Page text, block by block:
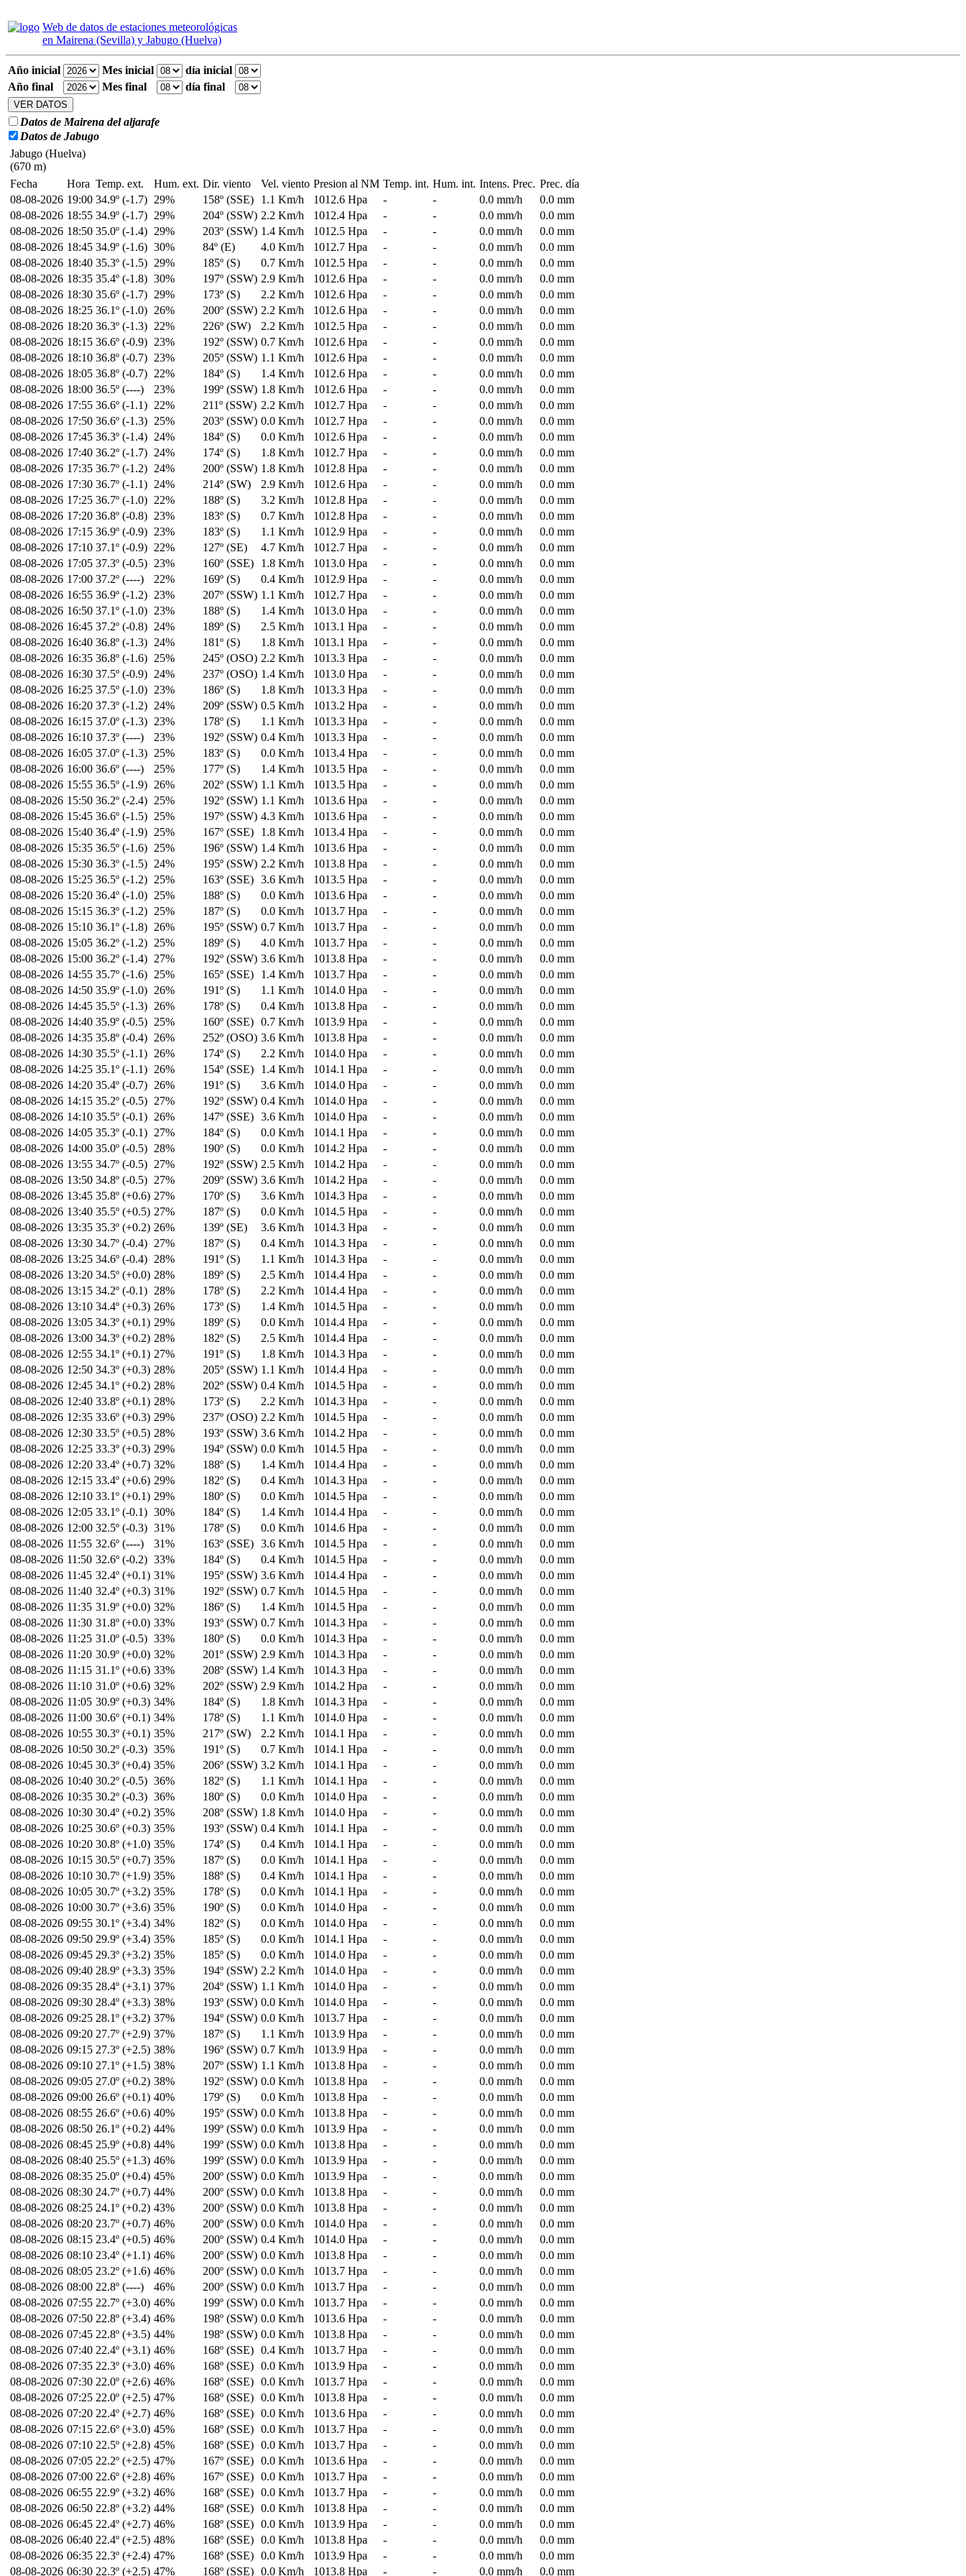
Web de datos de estaciones meteorológicas
en Mairena (Sevilla) y Jabugo (Huelva)
Año inicial Mes inicial
día inicial
Año final
Mes final día final
Datos de Mairena del aljarafe
Datos de Jabugo
Jabugo (Huelva)
(670 m)
Fecha
Hora Temp. ext. Hum. ext. Dir. viento Vel. viento Presion al NM Temp. int. Hum. int. Intens. Prec. Prec. día
08-08-2026 19:00 34.9º (-1.7) 29% 158º (SSE) 1.1 Km/h 1012.6 Hpa - - 0.0 mm/h
0.0 mm
08-08-2026 18:55 34.9º (-1.7) 29% 204º (SSW) 2.2 Km/h 1012.4 Hpa - - 0.0 mm/h
0.0 mm
08-08-2026 18:50 35.0º (-1.4) 29% 203º (SSW) 1.4 Km/h 1012.5 Hpa - - 0.0 mm/h
0.0 mm
08-08-2026 18:45 34.9º (-1.6) 30% 84º (E) 4.0 Km/h 1012.7 Hpa - - 0.0 mm/h
0.0 mm
08-08-2026 18:40 35.3º (-1.5) 29% 185º (S) 0.7 Km/h 1012.5 Hpa - - 0.0 mm/h
0.0 mm
08-08-2026 18:35 35.4º (-1.8) 30% 197º (SSW) 2.9 Km/h 1012.6 Hpa - - 0.0 mm/h
0.0 mm
08-08-2026 18:30 35.6º (-1.7) 29% 173º (S) 2.2 Km/h 1012.6 Hpa - - 0.0 mm/h
0.0 mm
08-08-2026 18:25 36.1º (-1.0) 26% 200º (SSW) 2.2 Km/h 1012.6 Hpa - - 0.0 mm/h
0.0 mm
08-08-2026 18:20 36.3º (-1.3) 22% 226º (SW) 2.2 Km/h 1012.5 Hpa - - 0.0 mm/h
0.0 mm
08-08-2026 18:15 36.6º (-0.9) 23% 192º (SSW) 0.7 Km/h 1012.6 Hpa - - 0.0 mm/h
0.0 mm
08-08-2026 18:10 36.8º (-0.7) 23% 205º (SSW) 1.1 Km/h 1012.6 Hpa - - 0.0 mm/h
0.0 mm
08-08-2026 18:05 36.8º (-0.7) 22% 184º (S) 1.4 Km/h 1012.6 Hpa - - 0.0 mm/h
0.0 mm
08-08-2026 18:00 36.5º (----) 23% 199º (SSW) 1.8 Km/h 1012.6 Hpa - - 0.0 mm/h
0.0 mm
08-08-2026 17:55 36.6º (-1.1) 22% 211º (SSW) 2.2 Km/h 1012.7 Hpa - - 0.0 mm/h
0.0 mm
08-08-2026 17:50 36.6º (-1.3) 25% 203º (SSW) 0.0 Km/h 1012.7 Hpa - - 0.0 mm/h
0.0 mm
08-08-2026 17:45 36.3º (-1.4) 24% 184º (S) 0.0 Km/h 1012.6 Hpa - - 0.0 mm/h
0.0 mm
08-08-2026 17:40 36.2º (-1.7) 24% 174º (S) 1.8 Km/h 1012.7 Hpa - - 0.0 mm/h
0.0 mm
08-08-2026 17:35 36.7º (-1.2) 24% 200º (SSW) 1.8 Km/h 1012.8 Hpa - - 0.0 mm/h
0.0 mm
08-08-2026 17:30 36.7º (-1.1) 24% 214º (SW) 2.9 Km/h 1012.6 Hpa - - 0.0 mm/h
0.0 mm
08-08-2026 17:25 36.7º (-1.0) 22% 188º (S) 3.2 Km/h 1012.8 Hpa - - 0.0 mm/h
0.0 mm
08-08-2026 17:20 36.8º (-0.8) 23% 183º (S) 0.7 Km/h 1012.8 Hpa - - 0.0 mm/h
0.0 mm
08-08-2026 17:15 36.9º (-0.9) 23% 183º (S) 1.1 Km/h 1012.9 Hpa - - 0.0 mm/h
0.0 mm
08-08-2026 17:10 37.1º (-0.9) 22% 127º (SE) 4.7 Km/h 1012.7 Hpa - - 0.0 mm/h
0.0 mm
08-08-2026 17:05 37.3º (-0.5) 23% 160º (SSE) 1.8 Km/h 1013.0 Hpa - - 0.0 mm/h
0.0 mm
08-08-2026 17:00 37.2º (----) 22% 169º (S) 0.4 Km/h 1012.9 Hpa - - 0.0 mm/h
0.0 mm
08-08-2026 16:55 36.9º (-1.2) 23% 207º (SSW) 1.1 Km/h 1012.7 Hpa - - 0.0 mm/h
0.0 mm
08-08-2026 16:50 37.1º (-1.0) 23% 188º (S) 1.4 Km/h 1013.0 Hpa - - 0.0 mm/h
0.0 mm
08-08-2026 16:45 37.2º (-0.8) 24% 189º (S) 2.5 Km/h 1013.1 Hpa - - 0.0 mm/h
0.0 mm
08-08-2026 16:40 36.8º (-1.3) 24% 181º (S) 1.8 Km/h 1013.1 Hpa - - 0.0 mm/h
0.0 mm
08-08-2026 16:35 36.8º (-1.6) 25% 245º (OSO) 2.2 Km/h 1013.3 Hpa - - 0.0 mm/h
0.0 mm
08-08-2026 16:30 37.5º (-0.9) 24% 237º (OSO) 1.4 Km/h 1013.0 Hpa - - 0.0 mm/h
0.0 mm
08-08-2026 16:25 37.5º (-1.0) 23% 186º (S) 1.8 Km/h 1013.3 Hpa - - 0.0 mm/h
0.0 mm
08-08-2026 16:20 37.3º (-1.2) 24% 209º (SSW) 0.5 Km/h 1013.2 Hpa - - 0.0 mm/h
0.0 mm
08-08-2026 16:15 37.0º (-1.3) 23% 178º (S) 1.1 Km/h 1013.3 Hpa - - 0.0 mm/h
0.0 mm
08-08-2026 16:10 37.3º (----) 23% 192º (SSW) 0.4 Km/h 1013.3 Hpa - - 0.0 mm/h
0.0 mm
08-08-2026 16:05 37.0º (-1.3) 25% 183º (S) 0.0 Km/h 1013.4 Hpa - - 0.0 mm/h
0.0 mm
08-08-2026 16:00 36.6º (----) 25% 177º (S) 1.4 Km/h 1013.5 Hpa - - 0.0 mm/h
0.0 mm
08-08-2026 15:55 36.5º (-1.9) 26% 202º (SSW) 1.1 Km/h 1013.5 Hpa - - 0.0 mm/h
0.0 mm
08-08-2026 15:50 36.2º (-2.4) 25% 192º (SSW) 1.1 Km/h 1013.6 Hpa - - 0.0 mm/h
0.0 mm
08-08-2026 15:45 36.6º (-1.5) 25% 197º (SSW) 4.3 Km/h 1013.6 Hpa - - 0.0 mm/h
0.0 mm
08-08-2026 15:40 36.4º (-1.9) 25% 167º (SSE) 1.8 Km/h 1013.4 Hpa - - 0.0 mm/h
0.0 mm
08-08-2026 15:35 36.5º (-1.6) 25% 196º (SSW) 1.4 Km/h 1013.6 Hpa - - 0.0 mm/h
0.0 mm
08-08-2026 15:30 36.3º (-1.5) 24% 195º (SSW) 2.2 Km/h 1013.8 Hpa - - 0.0 mm/h
0.0 mm
08-08-2026 15:25 36.5º (-1.2) 25% 163º (SSE) 3.6 Km/h 1013.5 Hpa - - 0.0 mm/h
0.0 mm
08-08-2026 15:20 36.4º (-1.0) 25% 188º (S) 0.0 Km/h 1013.6 Hpa - - 0.0 mm/h
0.0 mm
08-08-2026 15:15 36.3º (-1.2) 25% 187º (S) 0.0 Km/h 1013.7 Hpa - - 0.0 mm/h
0.0 mm
08-08-2026 15:10 36.1º (-1.8) 26% 195º (SSW) 0.7 Km/h 1013.7 Hpa - - 0.0 mm/h
0.0 mm
08-08-2026 15:05 36.2º (-1.2) 25% 189º (S) 4.0 Km/h 1013.7 Hpa - - 0.0 mm/h
0.0 mm
08-08-2026 15:00 36.2º (-1.4) 27% 192º (SSW) 3.6 Km/h 1013.8 Hpa - - 0.0 mm/h
0.0 mm
08-08-2026 14:55 35.7º (-1.6) 25% 165º (SSE) 1.4 Km/h 1013.7 Hpa - - 0.0 mm/h
0.0 mm
08-08-2026 14:50 35.9º (-1.0) 26% 191º (S) 1.1 Km/h 1014.0 Hpa - - 0.0 mm/h
0.0 mm
08-08-2026 14:45 35.5º (-1.3) 26% 178º (S) 0.4 Km/h 1013.8 Hpa - - 0.0 mm/h
0.0 mm
08-08-2026 14:40 35.9º (-0.5) 25% 160º (SSE) 0.7 Km/h 1013.9 Hpa - - 0.0 mm/h
0.0 mm
08-08-2026 14:35 35.8º (-0.4) 26% 252º (OSO) 3.6 Km/h 1013.8 Hpa - - 0.0 mm/h
0.0 mm
08-08-2026 14:30 35.5º (-1.1) 26% 174º (S) 2.2 Km/h 1014.0 Hpa - - 0.0 mm/h
0.0 mm
08-08-2026 14:25 35.1º (-1.1) 26% 154º (SSE) 1.4 Km/h 1014.1 Hpa - - 0.0 mm/h
0.0 mm
08-08-2026 14:20 35.4º (-0.7) 26% 191º (S) 3.6 Km/h 1014.0 Hpa - - 0.0 mm/h
0.0 mm
08-08-2026 14:15 35.2º (-0.5) 27% 192º (SSW) 0.4 Km/h 1014.0 Hpa - - 0.0 mm/h
0.0 mm
08-08-2026 14:10 35.5º (-0.1) 26% 147º (SSE) 3.6 Km/h 1014.0 Hpa - - 0.0 mm/h
0.0 mm
08-08-2026 14:05 35.3º (-0.1) 27% 184º (S) 0.0 Km/h 1014.1 Hpa - - 0.0 mm/h
0.0 mm
08-08-2026 14:00 35.0º (-0.5) 28% 190º (S) 0.0 Km/h 1014.2 Hpa - - 0.0 mm/h
0.0 mm
08-08-2026 13:55 34.7º (-0.5) 27% 192º (SSW) 2.5 Km/h 1014.2 Hpa - - 0.0 mm/h
0.0 mm
08-08-2026 13:50 34.8º (-0.5) 27% 209º (SSW) 3.6 Km/h 1014.2 Hpa - - 0.0 mm/h
0.0 mm
08-08-2026 13:45 35.8º (+0.6) 27% 170º (S) 3.6 Km/h 1014.3 Hpa - - 0.0 mm/h
0.0 mm
08-08-2026 13:40 35.5º (+0.5) 27% 187º (S) 0.0 Km/h 1014.5 Hpa - - 0.0 mm/h
0.0 mm
08-08-2026 13:35 35.3º (+0.2) 26% 139º (SE) 3.6 Km/h 1014.3 Hpa - - 0.0 mm/h
0.0 mm
08-08-2026 13:30 34.7º (-0.4) 27% 187º (S) 0.4 Km/h 1014.3 Hpa - - 0.0 mm/h
0.0 mm
08-08-2026 13:25 34.6º (-0.4) 28% 191º (S) 1.1 Km/h 1014.3 Hpa - - 0.0 mm/h
0.0 mm
08-08-2026 13:20 34.5º (+0.0) 28% 189º (S) 2.5 Km/h 1014.4 Hpa - - 0.0 mm/h
0.0 mm
08-08-2026 13:15 34.2º (-0.1) 28% 178º (S) 2.2 Km/h 1014.4 Hpa - - 0.0 mm/h
0.0 mm
08-08-2026 13:10 34.4º (+0.3) 26% 173º (S) 1.4 Km/h 1014.5 Hpa - - 0.0 mm/h
0.0 mm
08-08-2026 13:05 34.3º (+0.1) 29% 189º (S) 0.0 Km/h 1014.4 Hpa - - 0.0 mm/h
0.0 mm
08-08-2026 13:00 34.3º (+0.2) 28% 182º (S) 2.5 Km/h 1014.4 Hpa - - 0.0 mm/h
0.0 mm
08-08-2026 12:55 34.1º (+0.1) 27% 191º (S) 1.8 Km/h 1014.3 Hpa - - 0.0 mm/h
0.0 mm
08-08-2026 12:50 34.3º (+0.3) 28% 205º (SSW) 1.1 Km/h 1014.4 Hpa - - 0.0 mm/h
0.0 mm
08-08-2026 12:45 34.1º (+0.2) 28% 202º (SSW) 0.4 Km/h 1014.5 Hpa - - 0.0 mm/h
0.0 mm
08-08-2026 12:40 33.8º (+0.1) 28% 173º (S) 2.2 Km/h 1014.3 Hpa - - 0.0 mm/h
0.0 mm
08-08-2026 12:35 33.6º (+0.3) 29% 237º (OSO) 2.2 Km/h 1014.5 Hpa - - 0.0 mm/h
0.0 mm
08-08-2026 12:30 33.5º (+0.5) 28% 193º (SSW) 3.6 Km/h 1014.2 Hpa - - 0.0 mm/h
0.0 mm
08-08-2026 12:25 33.3º (+0.3) 29% 194º (SSW) 0.0 Km/h 1014.5 Hpa - - 0.0 mm/h
0.0 mm
08-08-2026 12:20 33.4º (+0.7) 32% 188º (S) 1.4 Km/h 1014.4 Hpa - - 0.0 mm/h
0.0 mm
08-08-2026 12:15 33.4º (+0.6) 29% 182º (S) 0.4 Km/h 1014.3 Hpa - - 0.0 mm/h
0.0 mm
08-08-2026 12:10 33.1º (+0.1) 29% 180º (S) 0.0 Km/h 1014.5 Hpa - - 0.0 mm/h
0.0 mm
08-08-2026 12:05 33.1º (-0.1) 30% 184º (S) 1.4 Km/h 1014.4 Hpa - - 0.0 mm/h
0.0 mm
08-08-2026 12:00 32.5º (-0.3) 31% 178º (S) 0.0 Km/h 1014.6 Hpa - - 0.0 mm/h
0.0 mm
08-08-2026 11:55 32.6º (----) 31% 163º (SSE) 3.6 Km/h 1014.5 Hpa - - 0.0 mm/h
0.0 mm
08-08-2026 11:50 32.6º (-0.2) 33% 184º (S) 0.4 Km/h 1014.5 Hpa - - 0.0 mm/h
0.0 mm
08-08-2026 11:45 32.4º (+0.1) 31% 195º (SSW) 3.6 Km/h 1014.4 Hpa - - 0.0 mm/h
0.0 mm
08-08-2026 11:40 32.4º (+0.3) 31% 192º (SSW) 0.7 Km/h 1014.5 Hpa - - 0.0 mm/h
0.0 mm
08-08-2026 11:35 31.9º (+0.0) 32% 186º (S) 1.4 Km/h 1014.5 Hpa - - 0.0 mm/h
0.0 mm
08-08-2026 11:30 31.8º (+0.0) 33% 193º (SSW) 0.7 Km/h 1014.3 Hpa - - 0.0 mm/h
0.0 mm
08-08-2026 11:25 31.0º (-0.5) 33% 180º (S) 0.0 Km/h 1014.3 Hpa - - 0.0 mm/h
0.0 mm
08-08-2026 11:20 30.9º (+0.0) 32% 201º (SSW) 2.9 Km/h 1014.3 Hpa - - 0.0 mm/h
0.0 mm
08-08-2026 11:15 31.1º (+0.6) 33% 208º (SSW) 1.4 Km/h 1014.3 Hpa - - 0.0 mm/h
0.0 mm
08-08-2026 11:10 31.0º (+0.6) 32% 202º (SSW) 2.9 Km/h 1014.2 Hpa - - 0.0 mm/h
0.0 mm
08-08-2026 11:05 30.9º (+0.3) 34% 184º (S) 1.8 Km/h 1014.3 Hpa - - 0.0 mm/h
0.0 mm
08-08-2026 11:00 30.6º (+0.1) 34% 178º (S) 1.1 Km/h 1014.0 Hpa - - 0.0 mm/h
0.0 mm
08-08-2026 10:55 30.3º (+0.1) 35% 217º (SW) 2.2 Km/h 1014.1 Hpa - - 0.0 mm/h
0.0 mm
08-08-2026 10:50 30.2º (-0.3) 35% 191º (S) 0.7 Km/h 1014.1 Hpa - - 0.0 mm/h
0.0 mm
08-08-2026 10:45 30.3º (+0.4) 35% 206º (SSW) 3.2 Km/h 1014.1 Hpa - - 0.0 mm/h
0.0 mm
08-08-2026 10:40 30.2º (-0.5) 36% 182º (S) 1.1 Km/h 1014.1 Hpa - - 0.0 mm/h
0.0 mm
08-08-2026 10:35 30.2º (-0.3) 36% 180º (S) 0.0 Km/h 1014.0 Hpa - - 0.0 mm/h
0.0 mm
08-08-2026 10:30 30.4º (+0.2) 35% 208º (SSW) 1.8 Km/h 1014.0 Hpa - - 0.0 mm/h
0.0 mm
08-08-2026 10:25 30.6º (+0.3) 35% 193º (SSW) 0.4 Km/h 1014.1 Hpa - - 0.0 mm/h
0.0 mm
08-08-2026 10:20 30.8º (+1.0) 35% 174º (S) 0.4 Km/h 1014.1 Hpa - - 0.0 mm/h
0.0 mm
08-08-2026 10:15 30.5º (+0.7) 35% 187º (S) 0.0 Km/h 1014.1 Hpa - - 0.0 mm/h
0.0 mm
08-08-2026 10:10 30.7º (+1.9) 35% 188º (S) 0.4 Km/h 1014.1 Hpa - - 0.0 mm/h
0.0 mm
08-08-2026 10:05 30.7º (+3.2) 35% 178º (S) 0.0 Km/h 1014.1 Hpa - - 0.0 mm/h
0.0 mm
08-08-2026 10:00 30.7º (+3.6) 35% 190º (S) 0.0 Km/h 1014.0 Hpa - - 0.0 mm/h
0.0 mm
08-08-2026 09:55 30.1º (+3.4) 34% 182º (S) 0.0 Km/h 1014.0 Hpa - - 0.0 mm/h
0.0 mm
08-08-2026 09:50 29.9º (+3.4) 35% 185º (S) 0.0 Km/h 1014.1 Hpa - - 0.0 mm/h
0.0 mm
08-08-2026 09:45 29.3º (+3.2) 35% 185º (S) 0.0 Km/h 1014.0 Hpa - - 0.0 mm/h
0.0 mm
08-08-2026 09:40 28.9º (+3.3) 35% 194º (SSW) 2.2 Km/h 1014.0 Hpa - - 0.0 mm/h
0.0 mm
08-08-2026 09:35 28.4º (+3.1) 37% 204º (SSW) 1.1 Km/h 1014.0 Hpa - - 0.0 mm/h
0.0 mm
08-08-2026 09:30 28.4º (+3.3) 38% 193º (SSW) 0.0 Km/h 1014.0 Hpa - - 0.0 mm/h
0.0 mm
08-08-2026 09:25 28.1º (+3.2) 37% 194º (SSW) 0.0 Km/h 1013.7 Hpa - - 0.0 mm/h
0.0 mm
08-08-2026 09:20 27.7º (+2.9) 37% 187º (S) 1.1 Km/h 1013.9 Hpa - - 0.0 mm/h
0.0 mm
08-08-2026 09:15 27.3º (+2.5) 38% 196º (SSW) 0.7 Km/h 1013.9 Hpa - - 0.0 mm/h
0.0 mm
08-08-2026 09:10 27.1º (+1.5) 38% 207º (SSW) 1.1 Km/h 1013.8 Hpa - - 0.0 mm/h
0.0 mm
08-08-2026 09:05 27.0º (+0.2) 38% 192º (SSW) 0.0 Km/h 1013.8 Hpa - - 0.0 mm/h
0.0 mm
08-08-2026 09:00 26.6º (+0.1) 40% 179º (S) 0.0 Km/h 1013.8 Hpa - - 0.0 mm/h
0.0 mm
08-08-2026 08:55 26.6º (+0.6) 40% 195º (SSW) 0.0 Km/h 1013.8 Hpa - - 0.0 mm/h
0.0 mm
08-08-2026 08:50 26.1º (+0.2) 44% 199º (SSW) 0.0 Km/h 1013.9 Hpa - - 0.0 mm/h
0.0 mm
08-08-2026 08:45 25.9º (+0.8) 44% 199º (SSW) 0.0 Km/h 1013.8 Hpa - - 0.0 mm/h
0.0 mm
08-08-2026 08:40 25.5º (+1.3) 46% 199º (SSW) 0.0 Km/h 1013.9 Hpa - - 0.0 mm/h
0.0 mm
08-08-2026 08:35 25.0º (+0.4) 45% 200º (SSW) 0.0 Km/h 1013.9 Hpa - - 0.0 mm/h
0.0 mm
08-08-2026 08:30 24.7º (+0.7) 44% 200º (SSW) 0.0 Km/h 1013.8 Hpa - - 0.0 mm/h
0.0 mm
08-08-2026 08:25 24.1º (+0.2) 43% 200º (SSW) 0.0 Km/h 1013.8 Hpa - - 0.0 mm/h
0.0 mm
08-08-2026 08:20 23.7º (+0.7) 46% 200º (SSW) 0.0 Km/h 1014.0 Hpa - - 0.0 mm/h
0.0 mm
08-08-2026 08:15 23.4º (+0.5) 46% 200º (SSW) 0.4 Km/h 1014.0 Hpa - - 0.0 mm/h
0.0 mm
08-08-2026 08:10 23.4º (+1.1) 46% 200º (SSW) 0.0 Km/h 1013.8 Hpa - - 0.0 mm/h
0.0 mm
08-08-2026 08:05 23.2º (+1.6) 46% 200º (SSW) 0.0 Km/h 1013.7 Hpa - - 0.0 mm/h
0.0 mm
08-08-2026 08:00 22.8º (----) 46% 200º (SSW) 0.0 Km/h 1013.7 Hpa - - 0.0 mm/h
0.0 mm
08-08-2026 07:55 22.7º (+3.0) 46% 199º (SSW) 0.0 Km/h 1013.7 Hpa - - 0.0 mm/h
0.0 mm
08-08-2026 07:50 22.8º (+3.4) 46% 198º (SSW) 0.0 Km/h 1013.6 Hpa - - 0.0 mm/h
0.0 mm
08-08-2026 07:45 22.8º (+3.5) 44% 198º (SSW) 0.0 Km/h 1013.8 Hpa - - 0.0 mm/h
0.0 mm
08-08-2026 07:40 22.4º (+3.1) 46% 168º (SSE) 0.4 Km/h 1013.7 Hpa - - 0.0 mm/h
0.0 mm
08-08-2026 07:35 22.3º (+3.0) 46% 168º (SSE) 0.0 Km/h 1013.9 Hpa - - 0.0 mm/h
0.0 mm
08-08-2026 07:30 22.0º (+2.6) 46% 168º (SSE) 0.0 Km/h 1013.7 Hpa - - 0.0 mm/h
0.0 mm
08-08-2026 07:25 22.0º (+2.5) 47% 168º (SSE) 0.0 Km/h 1013.8 Hpa - - 0.0 mm/h
0.0 mm
08-08-2026 07:20 22.4º (+2.7) 46% 168º (SSE) 0.0 Km/h 1013.6 Hpa - - 0.0 mm/h
0.0 mm
08-08-2026 07:15 22.6º (+3.0) 45% 168º (SSE) 0.0 Km/h 1013.7 Hpa - - 0.0 mm/h
0.0 mm
08-08-2026 07:10 22.5º (+2.8) 45% 168º (SSE) 0.0 Km/h 1013.7 Hpa - - 0.0 mm/h
0.0 mm
08-08-2026 07:05 22.2º (+2.5) 47% 167º (SSE) 0.0 Km/h 1013.6 Hpa - - 0.0 mm/h
0.0 mm
08-08-2026 07:00 22.6º (+2.8) 46% 167º (SSE) 0.0 Km/h 1013.7 Hpa - - 0.0 mm/h
0.0 mm
08-08-2026 06:55 22.9º (+3.2) 46% 168º (SSE) 0.0 Km/h 1013.7 Hpa - - 0.0 mm/h
0.0 mm
08-08-2026 06:50 22.8º (+3.2) 44% 168º (SSE) 0.0 Km/h 1013.8 Hpa - - 0.0 mm/h
0.0 mm
08-08-2026 06:45 22.4º (+2.7) 46% 168º (SSE) 0.0 Km/h 1013.9 Hpa - - 0.0 mm/h
0.0 mm
08-08-2026 06:40 22.4º (+2.5) 48% 168º (SSE) 0.0 Km/h 1013.8 Hpa - - 0.0 mm/h
0.0 mm
08-08-2026 06:35 22.3º (+2.4) 47% 168º (SSE) 0.0 Km/h 1013.9 Hpa - - 0.0 mm/h
0.0 mm
08-08-2026 06:30 22.3º (+2.5) 47% 168º (SSE) 0.0 Km/h 1013.8 Hpa - - 0.0 mm/h 0.0 mm